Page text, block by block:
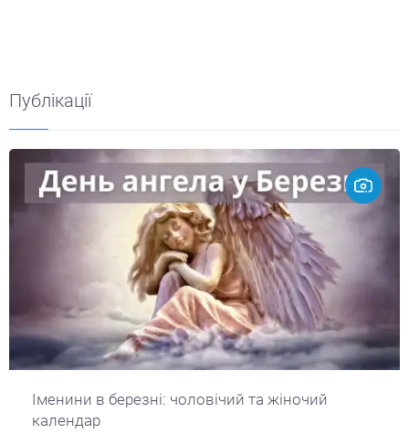
Публікації
Іменини в березні: чоловічий та жіночий
календар